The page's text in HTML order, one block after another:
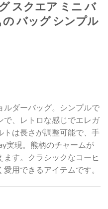
スクエア ミニ バ
の バッグ シンプル
ルダーバッグ。シンプルで
で、レトロな感じでエレガ
トは長さが調整可能で、手
実現。熊柄のチャームが
す。クラシックなコーヒ
用できるアイテムです。